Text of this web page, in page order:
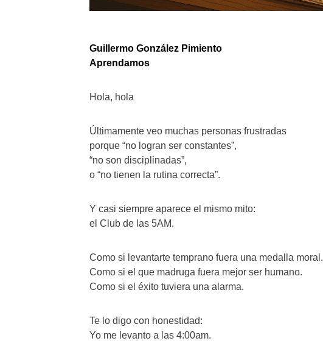
Guillermo González Pimiento
Aprendamos
Hola, hola
Últimamente veo muchas personas frustradas
porque “no logran ser constantes”,
“no son disciplinadas”,
o “no tienen la rutina correcta”.
Y casi siempre aparece el mismo mito:
el Club de las 5AM.
Como si levantarte temprano fuera una medalla moral.
Como si el que madruga fuera mejor ser humano.
Como si el éxito tuviera una alarma.
Te lo digo con honestidad:
Yo me levanto a las 4:00am.